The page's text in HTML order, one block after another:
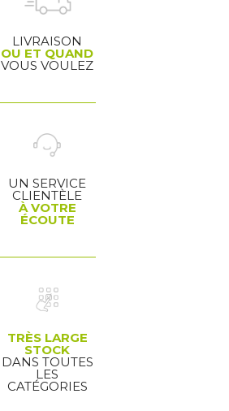
LIVRAISON
OU ET QUAND
VOUS VOULEZ
UN SERVICE
CLIENTÈLE
À VOTRE
ÉCOUTE
TRÈS LARGE
STOCK
DANS TOUTES
LES
CATÉGORIES